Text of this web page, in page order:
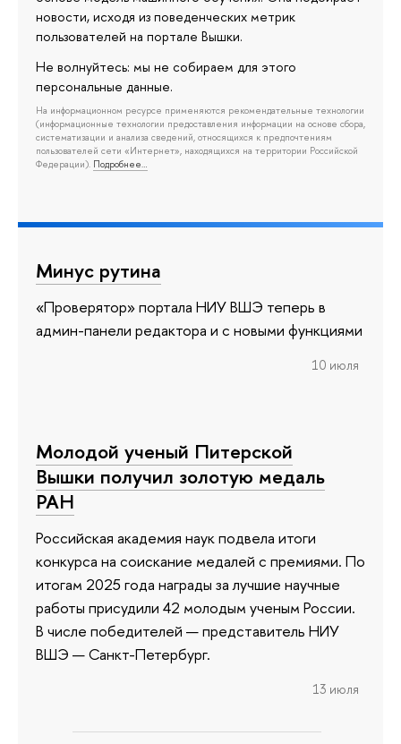
новости, исходя из поведенческих метрик
пользователей на портале Вышки.
Не волнуйтесь: мы не собираем для этого
персональные данные.
На информационном ресурсе применяются рекомендательные технологии
(информационные технологии предоставления информации на основе сбора,
систематизации и анализа сведений, относящихся к предпочтениям
пользователей сети «Интернет», находящихся на территории Российской
Федерации). Подробнее…
Минус рутина
«Проверятор» портала НИУ ВШЭ теперь в
админ-панели редактора и с новыми функциями
10 июля
Молодой ученый Питерской
Вышки получил золотую медаль
РАН
Российская академия наук подвела итоги
конкурса на соискание медалей с премиями. По
итогам 2025 года награды за лучшие научные
работы присудили 42 молодым ученым России.
В числе победителей — представитель НИУ
ВШЭ — Санкт-Петербург.
13 июля